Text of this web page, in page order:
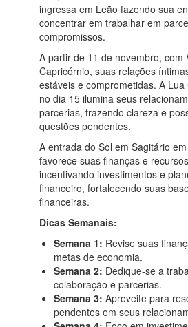
ingressa em Leão fazendo sua
concentrar em trabalhar em
compromissos.
A partir de 11 de novembro, com
Capricórnio, suas relações
estáveis e comprometidas. A Lua
no dia 15 ilumina seus
parcerias, trazendo clareza e
questões pendentes.
A entrada do Sol em Sagitário
favorece suas finanças e
incentivando investimentos e
financeiro, fortalecendo suas
financeiras.
Dicas Semanais:
Semana 1: Revise suas
metas de economia.
Semana 2: Dedique-se a
colaboração e parcerias.
Semana 3: Aproveite para
pendentes em seus